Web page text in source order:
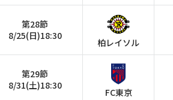
第28節
8/25(日)18:30
柏レイソル
第29節
8/31(土)18:30
FC東京